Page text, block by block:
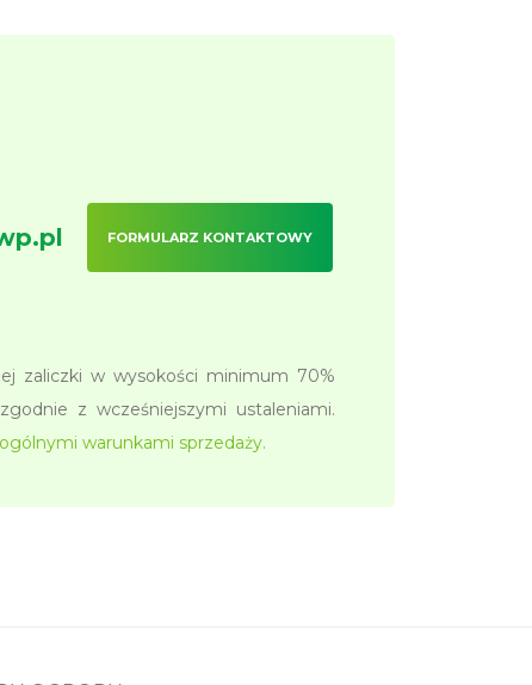
FORMULARZ KONTAKTOWY
zaliczki w wysokości minimum 70%
z wcześniejszymi ustaleniami.
ogólnymi warunkami sprzedaży.